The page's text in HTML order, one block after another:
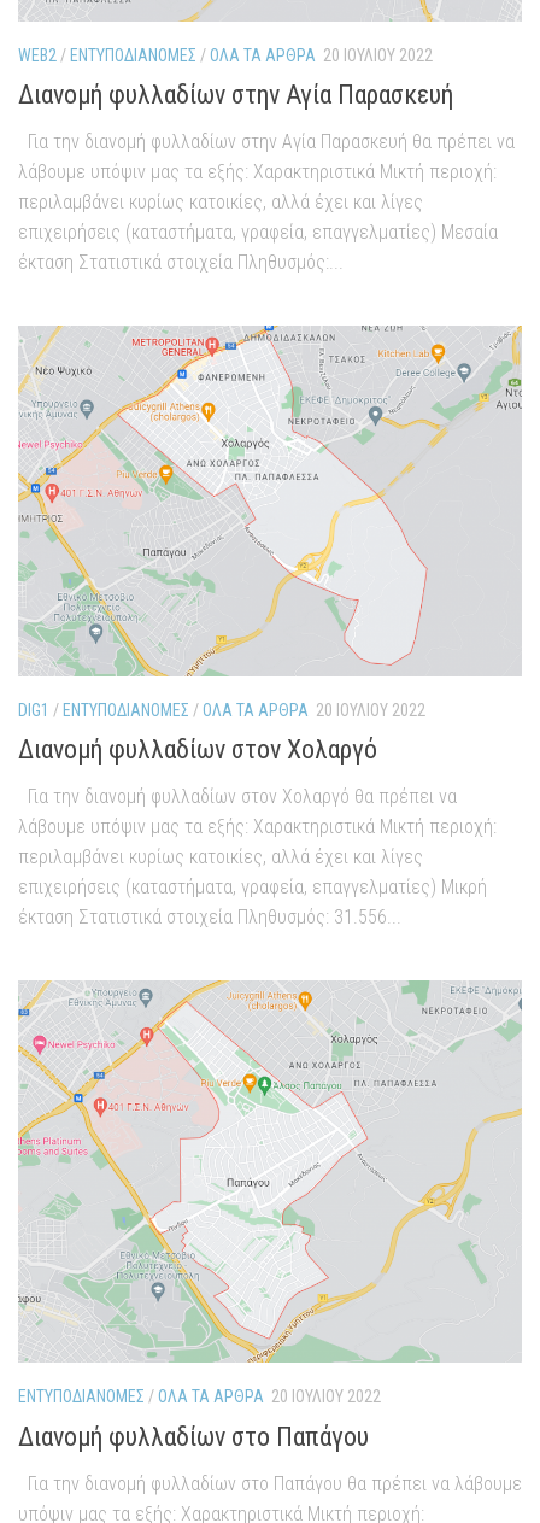
WEB2 / ΕΝΤΥΠΟΔΙΑΝΟΜΈΣ /ΌΛΑ ΤΑ ΆΡΘΡΑ 20 ΙΟΥΛΊΟΥ 2022
Διανομή φυλλαδίων στην Αγία Παρασκευή
Για την διανομή φυλλαδίων στην Αγία Παρασκευή θα πρέπει να
λάβουμε υπόψιν μας τα εξής: Χαρακτηριστικά Μικτή περιοχή:
περιλαμβάνει κυρίως κατοικίες, αλλά έχει και λίγες
επιχειρήσεις (καταστήματα, γραφεία, επαγγελματίες) Μεσαία
έκταση Στατιστικά στοιχεία Πληθυσμός:...
DIG1 / ΕΝΤΥΠΟΔΙΑΝΟΜΈΣ /ΌΛΑ ΤΑ ΆΡΘΡΑ 20 ΙΟΥΛΊΟΥ 2022
Διανομή φυλλαδίων στον Χολαργό
Για την διανομή φυλλαδίων στον Χολαργό θα πρέπει να
λάβουμε υπόψιν μας τα εξής: Χαρακτηριστικά Μικτή περιοχή:
περιλαμβάνει κυρίως κατοικίες, αλλά έχει και λίγες
επιχειρήσεις (καταστήματα, γραφεία, επαγγελματίες) Μικρή
έκταση Στατιστικά στοιχεία Πληθυσμός: 31.556...
ΕΝΤΥΠΟΔΙΑΝΟΜΈΣ /ΌΛΑ ΤΑ ΆΡΘΡΑ 20 ΙΟΥΛΊΟΥ 2022
Διανομή φυλλαδίων στο Παπάγου
Για την διανομή φυλλαδίων στο Παπάγου θα πρέπει να λάβουμε
υπόψιν μας τα εξής: Χαρακτηριστικά Μικτή περιοχή: